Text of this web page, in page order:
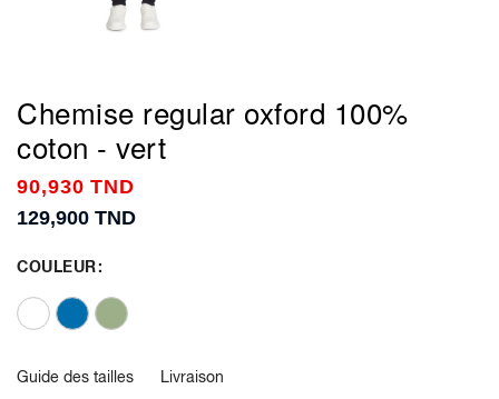
Chemise regular oxford 100%
coton - vert
90,930 TND
129,900 TND
COULEUR
Guide des tailles Livraison